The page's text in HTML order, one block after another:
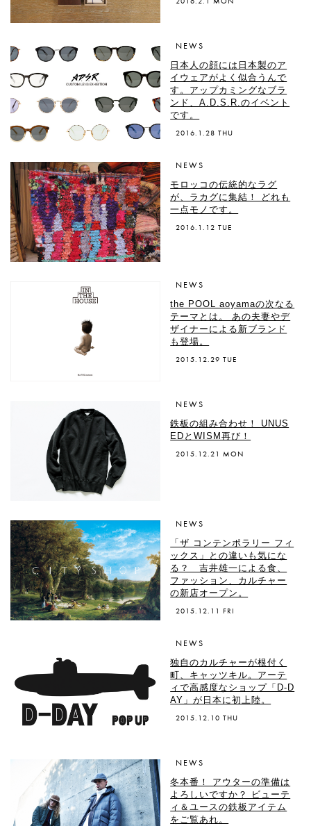
NEWS
日本人の顔には日本製のア
イウェアがよく似合うんで
す。アップカミングなブラ
ンド、A.D.S.R.のイベント
です。
2016.1.28 THU
NEWS
モロッコの伝統的なラグ
が、ラカグに集結！ どれも
一点モノです。
2016.1.12 TUE
NEWS
the POOL aoyamaの次なる
テーマとは。 あの夫妻やデ
ザイナーによる新ブランド
も登場。
2015.12.29 TUE
NEWS
鉄板の組み合わせ！ UNUS
EDとWISM再び！
2015.12.21 MON
NEWS
「ザ コンテンポラリー フィ
ックス」との違いも気にな
る？ 吉井雄一による食、
ファッション、カルチャー
の新店オープン。
2015.12.11 FRI
NEWS
独自のカルチャーが根付く
町、キャッツキル。アーテ
ィで高感度なショップ「D-D
AY」が日本に初上陸。
2015.12.10 THU
NEWS
冬本番！ アウターの準備は
よろしいですか？ ビューテ
ィ＆ユースの鉄板アイテム
をご覧あれ。